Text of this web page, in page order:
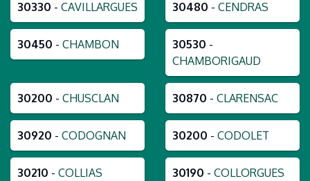
30330 - CAVILLARGUES 30480 - CENDRAS
30450 - CHAMBON 30530 -
CHAMBORIGAUD
30200 - CHUSCLAN 30870 - CLARENSAC
30920 - CODOGNAN 30200 - CODOLET
30210 - COLLIAS 30190 - COLLORGUES